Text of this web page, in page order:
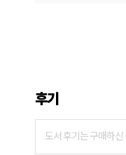
후기